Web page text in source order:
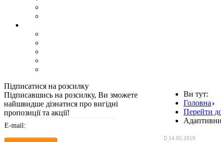
Ви тут:
Головна
Перейти
14.05.2019
Підписатися на розсилку
Підписавшись на розсилку, Ви зможете
найшвидше дізнатися про вигідні
пропозиції та акції!
E-mail: